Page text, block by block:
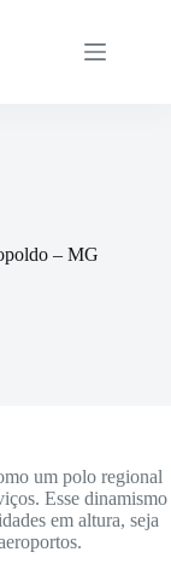
– MG
um polo regional
Esse dinamismo
em altura, seja